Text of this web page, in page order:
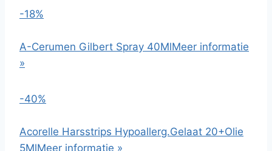
-18%
A-Cerumen Gilbert Spray 40MlMeer informatie
»
-40%
Acorelle Harsstrips Hypoallerg.Gelaat 20+Olie
5MlMeer informatie »